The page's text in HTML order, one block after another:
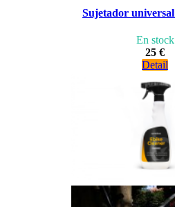
Sujetador
En stock
25 €
Detail